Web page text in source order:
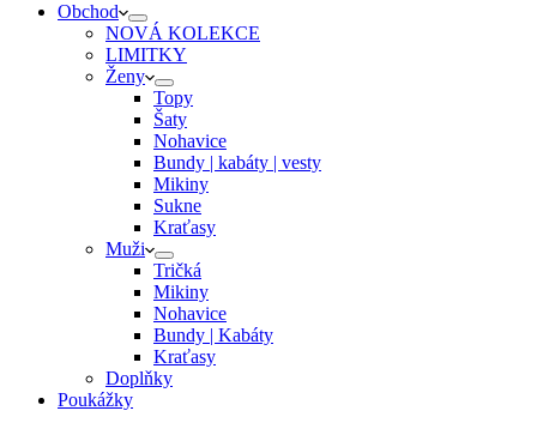
Obchod
NOVÁ KOLEKCE
LIMITKY
Ženy
Topy
Šaty
Nohavice
Bundy | kabáty | vesty
Mikiny
Sukne
Kraťasy
Muži
Tričká
Mikiny
Nohavice
Bundy | Kabáty
Kraťasy
Doplňky
Poukážky